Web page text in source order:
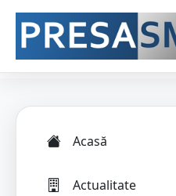
Acasă
Actualitate